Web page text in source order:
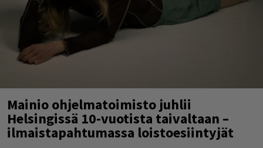
Mainio ohjelmatoimisto juhlii
Helsingissä 10-vuotista taivaltaan –
ilmaistapahtumassa loistoesiintyjät